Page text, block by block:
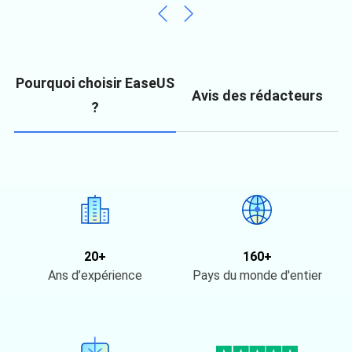
Pourquoi choisir EaseUS
?
Avis des rédacteurs
20+
Ans d’expérience
160+
Pays du monde d'entier